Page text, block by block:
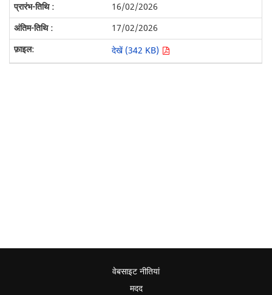
16/02/2026
17/02/2026
देखें (342 KB)
वेबसाइट नीतियां
मदद